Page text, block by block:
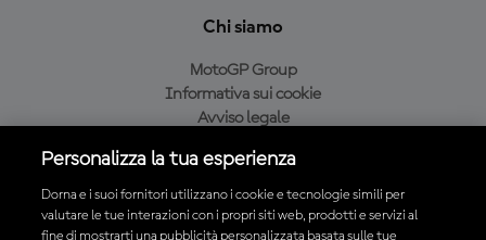
Chi siamo
MotoGP Group
Informativa sui cookie
Avviso legale
Condizioni di acquisto
Personalizza la tua esperienza
Dorna e i suoi fornitori utilizzano i cookie e tecnologie simili per
valutare le tue interazioni con i propri siti web, prodotti e servizi al
fine di mostrarti una pubblicità personalizzata basata sulle tue